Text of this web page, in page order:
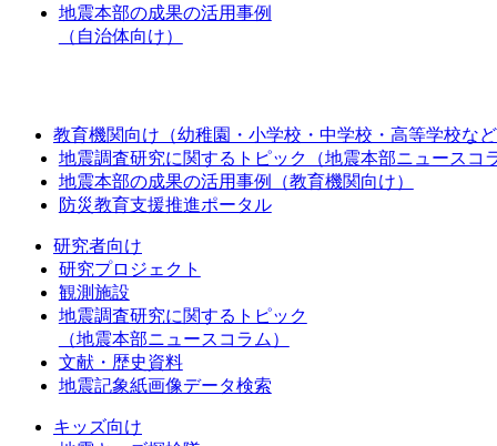
地震本部の成果の活用事例
（自治体向け）
教育機関向け（幼稚園・小学校・中学校・高等学校な
地震調査研究に関するトピック（地震本部ニュースコ
地震本部の成果の活用事例（教育機関向け）
防災教育支援推進ポータル
研究者向け
研究プロジェクト
観測施設
地震調査研究に関するトピック
（地震本部ニュースコラム）
文献・歴史資料
地震記象紙画像データ検索
キッズ向け